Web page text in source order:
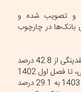
و تصویب شده و
بانک‌ها در چارچوب
در حوزه سیاست‌های پولی و اعتباری، رشد نقدینگی از 42.8 درصد
در سال 1400، با اعمال سیاست‌های انضباطی، تا فصل اول 1402
به 24.3 درصد کاهش یافت و در پایان سال 1403 به 29.1 درصد